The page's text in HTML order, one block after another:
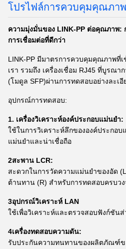
วันหมดอายุ:2023-
โปรไฟล์การควบคุมคุณภาพ
ความมุ่งมั่นของ LINK-PP ต่อคุณภาพ:
การเชื่อมต่อที่ดีกว่า
LINK-PP มีมาตรการควบคุมคุณภาพที่
เรา รวมถึง เครื่องเชื่อม RJ45 ที่บูรณ
(โมดูล SFP)ผ่านการทดสอบอย่างละเอี
อุปกรณ์การทดสอบ:
1. เครื่องวิเคราะห์องค์ประกอบแม่นยํา:
ใช้ในการวิเคราะห์ลึกขององค์ประกอบ
แม่นยําและน่าเชื่อถือ
2สะพาน LCR:
สะดวกในการวัดความแม่นยําของอัด
ต้านทาน (R) สําหรับการทดสอบครบวง
3อุปกรณ์วิเคราะห์ LAN
ใช้เพื่อวิเคราะห์และตรวจสอบฟังก์ชัน
4เครื่องทดสอบความดัน:
รับประกันความทนทานของผลิตภัณฑ์ข